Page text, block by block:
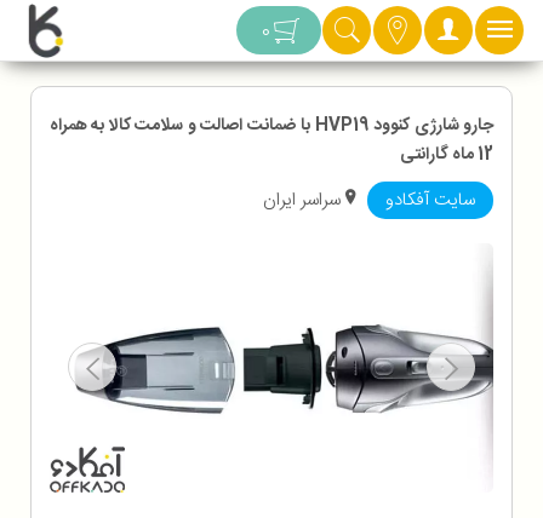
دسته بندی 0
جارو شارژی کنوود HVP19 با ضمانت اصالت و سلامت کالا به همراه
12 ماه گارانتی
سایت آفکادو سراسر ایران